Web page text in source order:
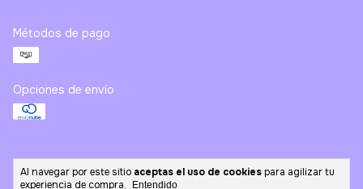
Al navegar por este sitio aceptas el uso de cookies para agilizar tu
experiencia de compra.
Entendido
Métodos de pago
Opciones de envío
Copyright ☆Catálogo EfectoGlow Skincare☆ - 2026. Todos los